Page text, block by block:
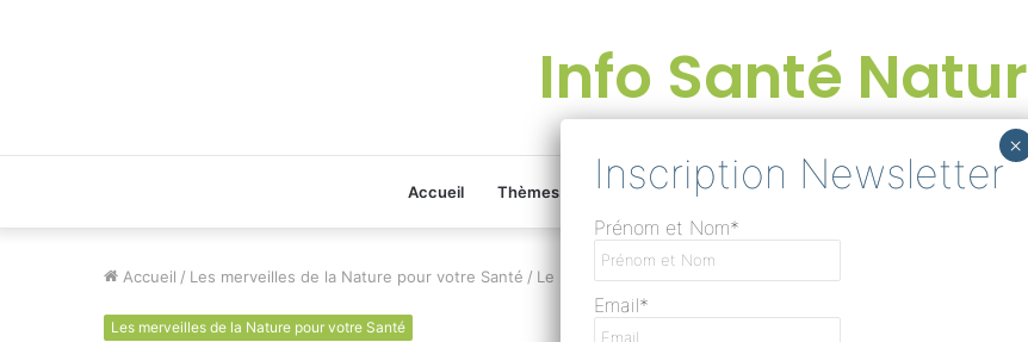
Info Santé
Accueil Thèmes Devenir rédacteur Une
Instagram
Linkedin
Facebook
Accueil / Les merveilles de la Nature pour votre Santé / Le Nigari, chlorure de magnésium
Les merveilles de la Nature pour votre Santé
Prénom et Nom*
Email*